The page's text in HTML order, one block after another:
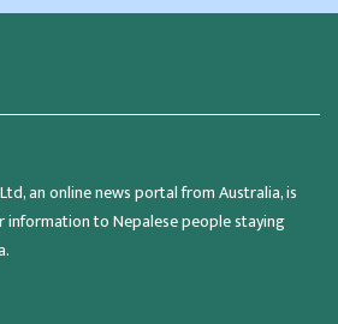
an online news portal from Australia, is
to Nepalese people staying